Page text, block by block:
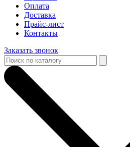
Оплата
Доставка
Прайс-лист
Контакты
Заказать звонок